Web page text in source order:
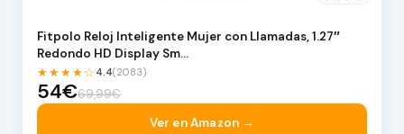
Fitpolo Reloj Inteligente Mujer con Llamadas, 1.27″
Redondo HD Display Sm…
★★★★☆ 4.4(2083)
54€69,99€
Ver en Amazon →